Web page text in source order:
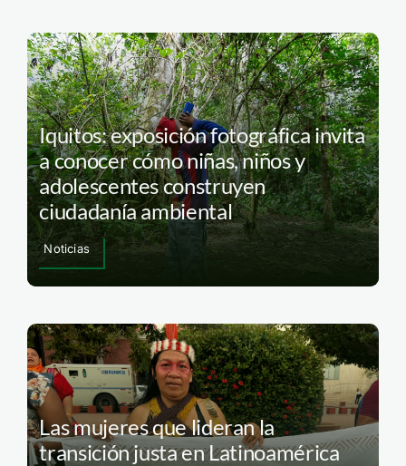
Iquitos: exposición fotográfica invita
a conocer cómo niñas, niños y
adolescentes construyen
ciudadanía ambiental
Noticias
Las mujeres que lideran la
transición justa en Latinoamérica